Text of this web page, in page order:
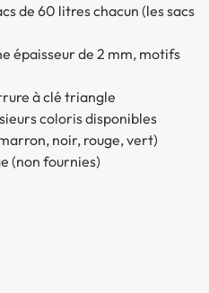
de 60 litres chacun (les sacs
épaisseur de 2 mm, motifs
à clé triangle
coloris disponibles
noir, rouge, vert)
(non fournies)